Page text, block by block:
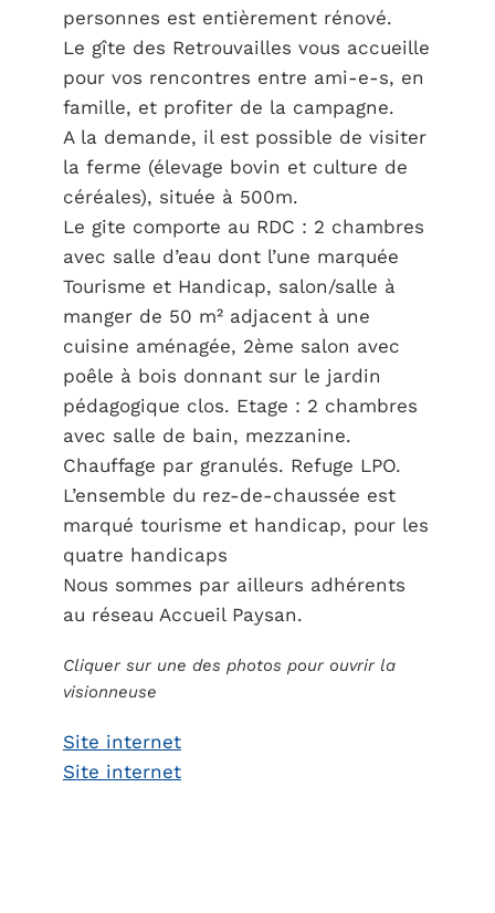
personnes est entièrement rénové.
Le gîte des Retrouvailles vous accueille
pour vos rencontres entre ami-e-s, en
famille, et profiter de la campagne.
A la demande, il est possible de visiter
la ferme (élevage bovin et culture de
céréales), située à 500m.
Le gite comporte au RDC : 2 chambres
avec salle d’eau dont l’une marquée
Tourisme et Handicap, salon/salle à
manger de 50 m² adjacent à une
cuisine aménagée, 2ème salon avec
poêle à bois donnant sur le jardin
pédagogique clos. Etage : 2 chambres
avec salle de bain, mezzanine.
Chauffage par granulés. Refuge LPO.
L’ensemble du rez-de-chaussée est
marqué tourisme et handicap, pour les
quatre handicaps
Nous sommes par ailleurs adhérents
au réseau Accueil Paysan.
Cliquer sur une des photos pour ouvrir la
visionneuse
Site internet
Site internet